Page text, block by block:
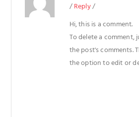
/Reply/
Hi, this is a comment.
To delete a comment,
the post's comments.
the option to edit or